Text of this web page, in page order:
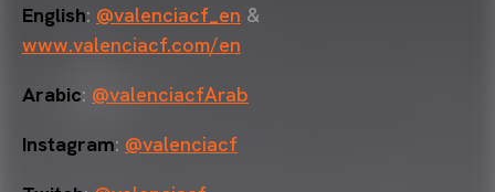
English: @valenciacf_en &
www.valenciacf.com/en
Arabic: @valenciacfArab
Instagram: @valenciacf